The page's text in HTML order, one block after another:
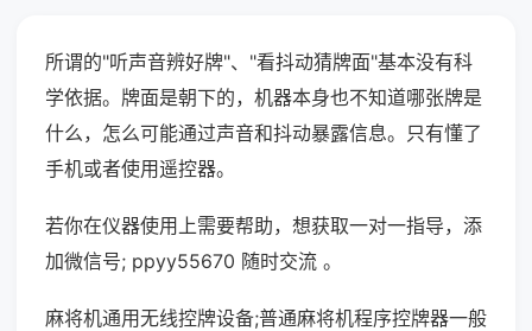
所谓的"听声音辨好牌"、"看抖动猜牌面"基本没有科
学依据。牌面是朝下的，机器本身也不知道哪张牌是
什么，怎么可能通过声音和抖动暴露信息。只有懂了
手机或者使用遥控器。
若你在仪器使用上需要帮助，想获取一对一指导，添
加微信号; ppyy55670 随时交流 。
麻将机通用无线控牌设备;普通麻将机程序控牌器一般